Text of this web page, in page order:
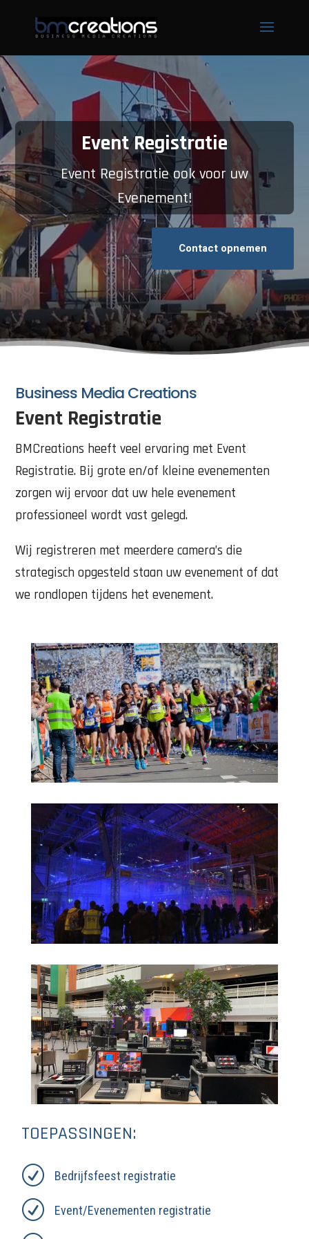
Event Registratie
Event Registratie ook voor uw
Evenement!
Contact opnemen
Business Media Creations
Event Registratie
BMCreations heeft veel ervaring met Event
Registratie. Bij grote en/of kleine evenementen
zorgen wij ervoor dat uw hele evenement
professioneel wordt vast gelegd.
Wij registreren met meerdere camera’s die
strategisch opgesteld staan uw evenement of dat
we rondlopen tijdens het evenement.
TOEPASSINGEN:
R Bedrijfsfeest registratie
R Event/Evenementen registratie